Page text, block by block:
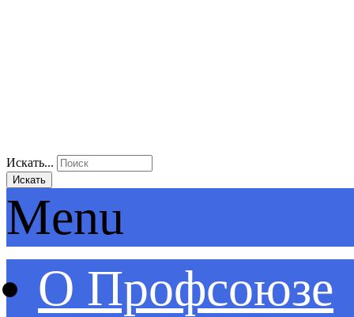
Искать...
Искать
Menu
О Профсоюзе